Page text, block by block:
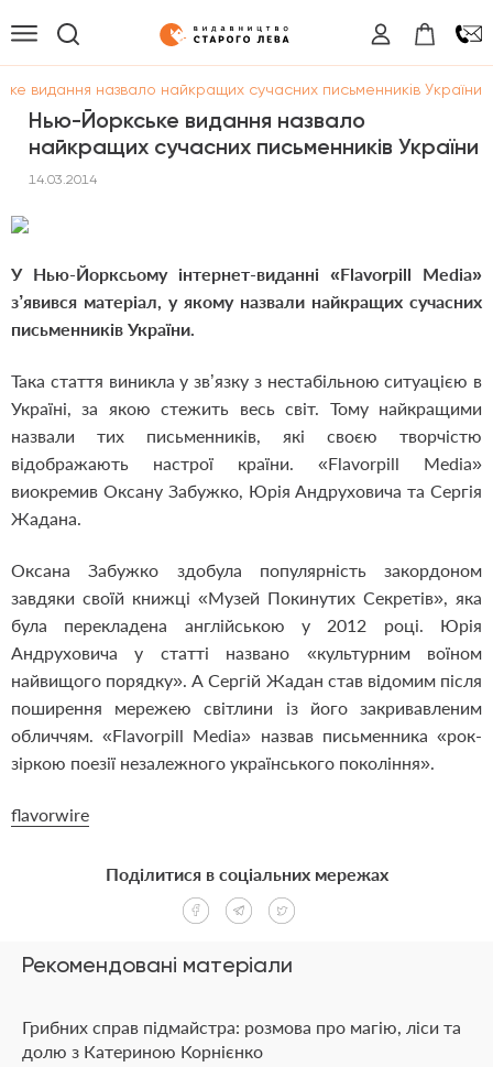
видання назвало найкращих сучасних письменників України
Нью-Йоркське видання назвало
найкращих сучасних письменників України
14.03.2014
У Нью-Йорксьому інтернет-виданні «Flavorpill Media»
з’явився матеріал, у якому назвали найкращих сучасних
письменників України.
Така стаття виникла у зв’язку з нестабільною ситуацією в
Україні, за якою стежить весь світ. Тому найкращими
назвали тих письменників, які своєю творчістю
відображають настрої країни. «Flavorpill Media»
виокремив Оксану Забужко, Юрія Андруховича та Сергія
Жадана.
Оксана Забужко здобула популярність закордоном
завдяки своїй книжці «Музей Покинутих Секретів», яка
була перекладена англійською у 2012 році. Юрія
Андруховича у статті названо «культурним воїном
найвищого порядку». А Сергій Жадан став відомим після
поширення мережею світлини із його закривавленим
обличчям. «Flavorpill Media» назвав письменника «рок-
зіркою поезії незалежного українського покоління».
flavorwire
Рекомендовані матеріали
Грибних справ підмайстра: розмова про магію, ліси та
долю з Катериною Корнієнко
Поділитися в соціальних мережах